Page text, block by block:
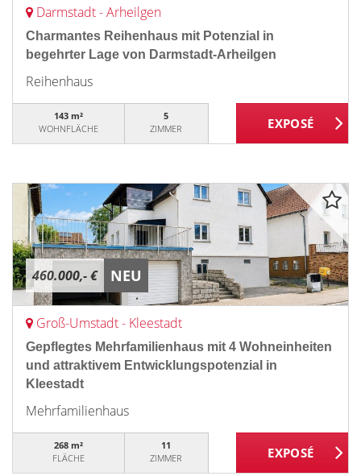
Darmstadt - Arheilgen
Charmantes Reihenhaus mit Potenzial in
begehrter Lage von Darmstadt-Arheilgen
Reihenhaus
143 m²
WOHNFLÄCHE
5
ZIMMER
460.000,- € NEU
Groß-Umstadt - Kleestadt
Gepflegtes Mehrfamilienhaus mit 4 Wohneinheiten
und attraktivem Entwicklungspotenzial in
Kleestadt
Mehrfamilienhaus
268 m²
FLÄCHE
11
ZIMMER